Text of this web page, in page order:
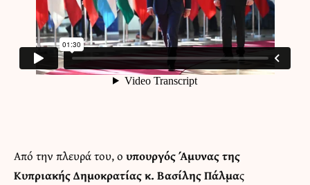
Από την πλευρά του, ο υπουργός Άμυνας της
Κυπριακής Δημοκρατίας κ. Βασίλης Πάλμας